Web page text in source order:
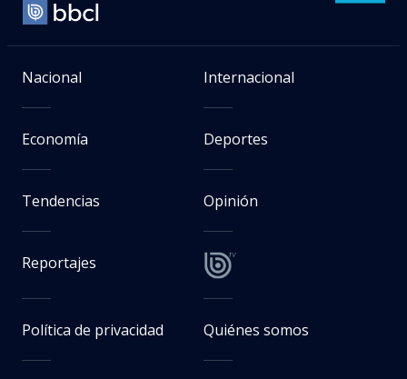
Nacional Internacional
Economía Deportes
Tendencias Opinión
Reportajes
Política de privacidad Quiénes somos